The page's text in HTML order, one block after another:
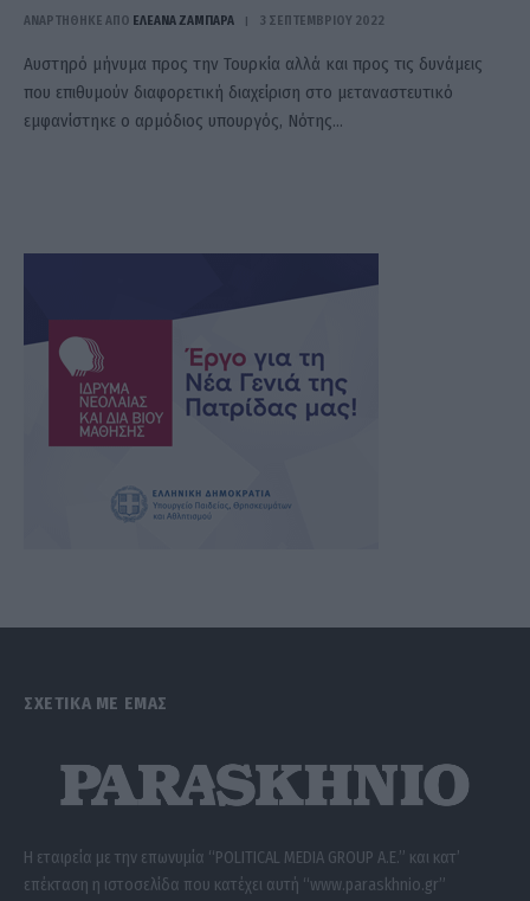
ΑΝΑΡΤΗΘΗΚΕ ΑΠΟ ΕΛΕΑΝΑ ΖΑΜΠΑΡΑ 3 ΣΕΠΤΕΜΒΡΊΟΥ 2022
Aυστηρό μήνυμα προς την Τουρκία αλλά και προς τις δυνάμεις
που επιθυμούν διαφορετική διαχείριση στο μεταναστευτικό
εμφανίστηκε ο αρμόδιος υπουργός, Νότης…
ΣΧΕΤΙΚΑ ΜΕ ΕΜΑΣ
Η εταιρεία με την επωνυμία “POLITICAL MEDIA GROUP A.E.” και κατ’
επέκταση η ιστοσελίδα που κατέχει αυτή “www.paraskhnio.gr”